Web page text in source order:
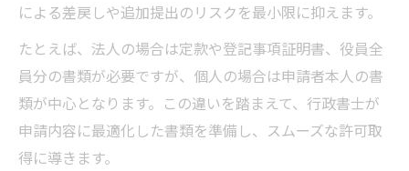
による差戻しや追加提出のリスクを最小限に抑えます。
たとえば、法人の場合は定款や登記事項証明書、役員全
員分の書類が必要ですが、個人の場合は申請者本人の書
類が中心となります。この違いを踏まえて、行政書士が
申請内容に最適化した書類を準備し、スムーズな許可取
得に導きます。